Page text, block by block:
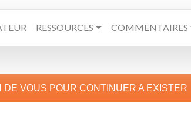
RESSOURCES COMMENTAIRES
DE VOUS POUR CONTINUER A EXISTER